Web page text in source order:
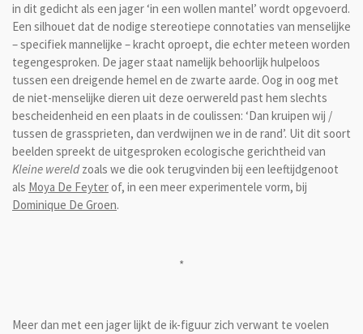
in dit gedicht als een jager ‘in een wollen mantel’ wordt opgevoerd.
Een silhouet dat de nodige stereotiepe connotaties van menselijke
– specifiek mannelijke – kracht oproept, die echter meteen worden
tegengesproken. De jager staat namelijk behoorlijk hulpeloos
tussen een dreigende hemel en de zwarte aarde. Oog in oog met
de niet-menselijke dieren uit deze oerwereld past hem slechts
bescheidenheid en een plaats in de coulissen: ‘Dan kruipen wij /
tussen de grassprieten, dan verdwijnen we in de rand’. Uit dit soort
beelden spreekt de uitgesproken ecologische gerichtheid van
Kleine wereld zoals we die ook terugvinden bij een leeftijdgenoot
als Moya De Feyterof, in een meer experimentele vorm, bij
Dominique De Groen.
*
Meer dan met een jager lijkt de ik-figuur zich verwant te voelen